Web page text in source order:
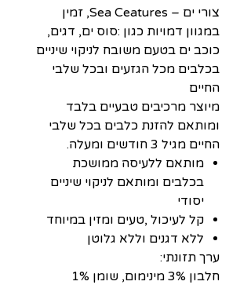
צורי ים – Sea Ceatures, זמין
במגוון דמויות כגון :סוס ים, דגים,
כוכב ים בטעם משובח לניקוי שיניים
בכלבים מכל הגזעים ובכל שלבי
החיים
מיוצר מרכיבים טבעיים בלבד
ומותאם להזנת כלבים בכל שלבי
החיים מגיל 3 חודשים ומעלה.
מותאם ללעיסה ממושכת
בכלבים ומותאם לניקוי שיניים
יסודי
קל לעיכול ,טעים ומזין במיוחד
ללא דגנים וללא גלוטן
ערך תזונתי:
חלבון 3% מינימום, שומן 1%